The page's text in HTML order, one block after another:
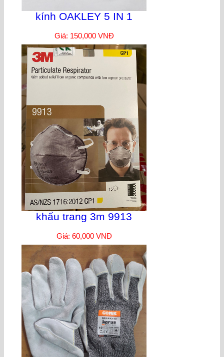
kính OAKLEY 5 IN 1
Giá: 150,000 VNĐ
khẩu trang 3m 9913
Giá: 60,000 VNĐ